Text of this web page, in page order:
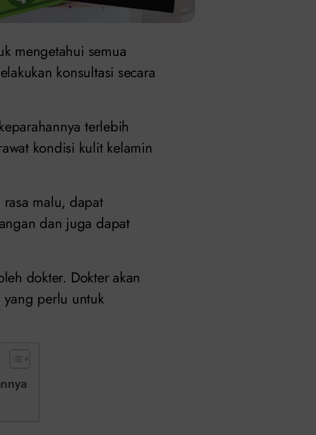
mengetahui semua
konsultasi secara
terlebih
kondisi kulit kelamin
malu, dapat
dan juga dapat
dokter. Dokter akan
yang perlu untuk